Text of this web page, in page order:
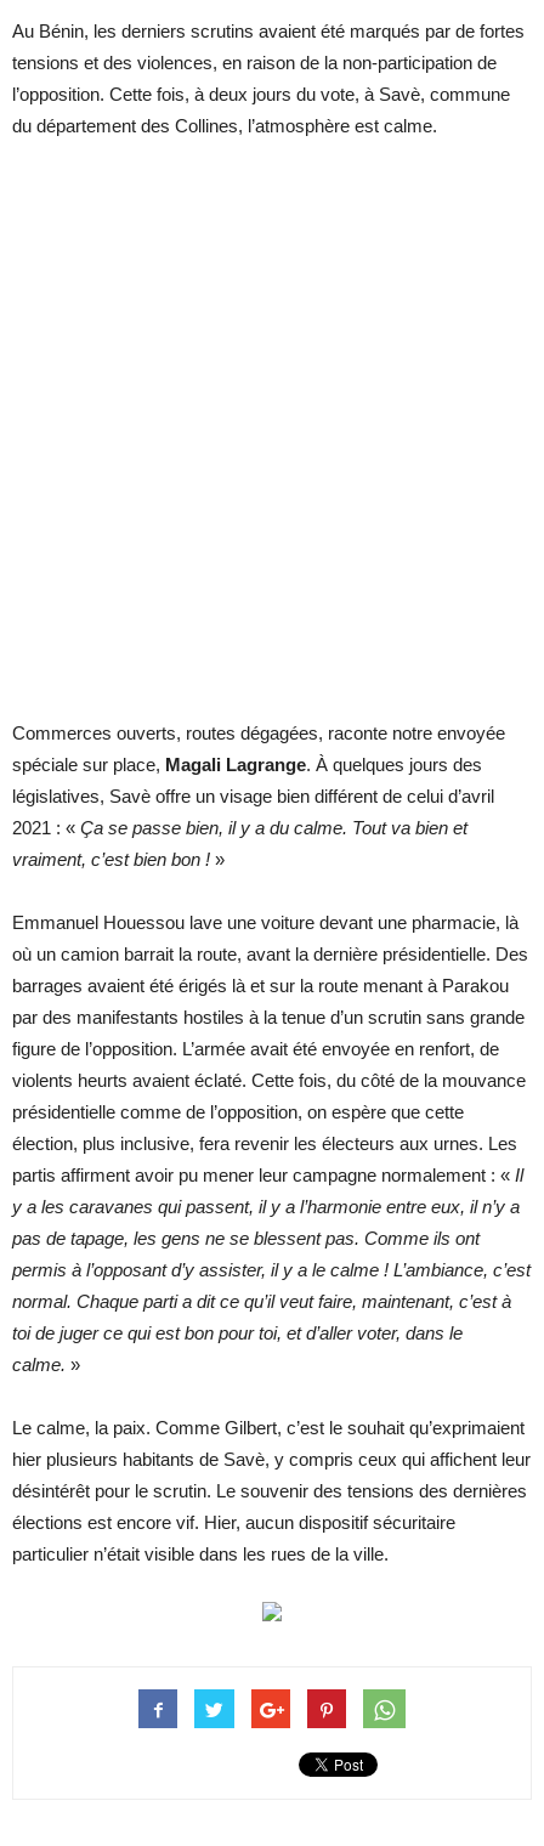
Au Bénin, les derniers scrutins avaient été marqués par de fortes
tensions et des violences, en raison de la non-participation de
l’opposition. Cette fois, à deux jours du vote, à Savè, commune
du département des Collines, l’atmosphère est calme.
Commerces ouverts, routes dégagées, raconte notre envoyée
spéciale sur place, Magali Lagrange. À quelques jours des
législatives, Savè offre un visage bien différent de celui d’avril
2021 : « Ça se passe bien, il y a du calme. Tout va bien et
vraiment, c’est bien bon ! »
Emmanuel Houessou lave une voiture devant une pharmacie, là
où un camion barrait la route, avant la dernière présidentielle. Des
barrages avaient été érigés là et sur la route menant à Parakou
par des manifestants hostiles à la tenue d’un scrutin sans grande
figure de l’opposition. L’armée avait été envoyée en renfort, de
violents heurts avaient éclaté. Cette fois, du côté de la mouvance
présidentielle comme de l’opposition, on espère que cette
élection, plus inclusive, fera revenir les électeurs aux urnes. Les
partis affirment avoir pu mener leur campagne normalement : « Il
y a les caravanes qui passent, il y a l’harmonie entre eux, il n’y a
pas de tapage, les gens ne se blessent pas. Comme ils ont
permis à l’opposant d’y assister, il y a le calme ! L’ambiance, c’est
normal. Chaque parti a dit ce qu’il veut faire, maintenant, c’est à
toi de juger ce qui est bon pour toi, et d’aller voter, dans le
calme. »
Le calme, la paix. Comme Gilbert, c’est le souhait qu’exprimaient
hier plusieurs habitants de Savè, y compris ceux qui affichent leur
désintérêt pour le scrutin. Le souvenir des tensions des dernières
élections est encore vif. Hier, aucun dispositif sécuritaire
particulier n’était visible dans les rues de la ville.